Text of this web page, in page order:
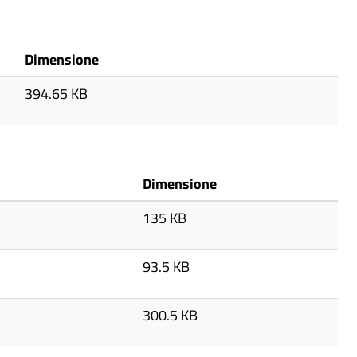
Dimensione
394.65 KB
Dimensione
135 KB
93.5 KB
300.5 KB